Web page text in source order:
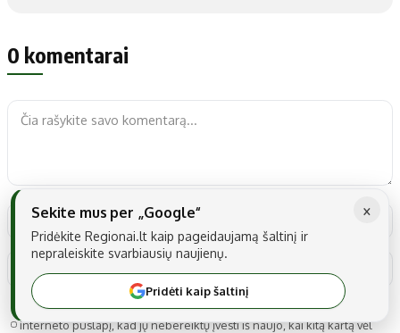
0 komentarai
Noriu savo interneto naršyklėje išsaugoti vardą, el. pašto adresą ir
interneto puslapį, kad jų nebereiktų įvesti iš naujo, kai kitą kartą vėl
×
Sekite mus per „Google“
Pridėkite Regionai.lt kaip pageidaujamą šaltinį ir
nepraleiskite svarbiausių naujienų.
Pridėti kaip šaltinį